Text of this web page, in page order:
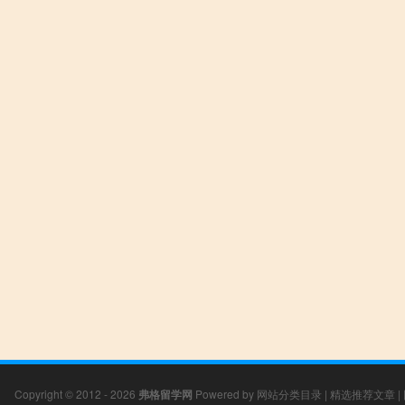
Copyright © 2012 - 2026 弗格留学网 Powered by 网站分类目录 | 精选推荐文章 |